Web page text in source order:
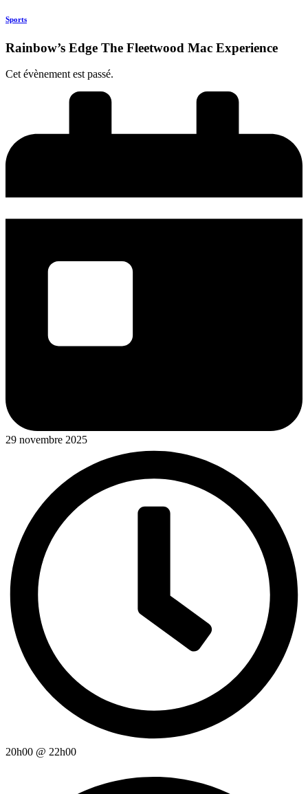
Sports
Rainbow’s Edge The Fleetwood Mac Experience
Cet évènement est passé.
29 novembre 2025
20h00 @ 22h00